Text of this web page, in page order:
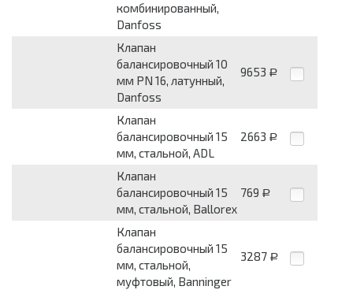
комбинированный,
Danfoss
Клапан
балансировочный 10
мм PN 16, латунный,
Danfoss
9653 Р
Клапан
балансировочный 15
мм, стальной, ADL
2663 Р
Клапан
балансировочный 15
мм, стальной, Ballorex
769 Р
Клапан
балансировочный 15
мм, стальной,
муфтовый, Banninger
3287 Р